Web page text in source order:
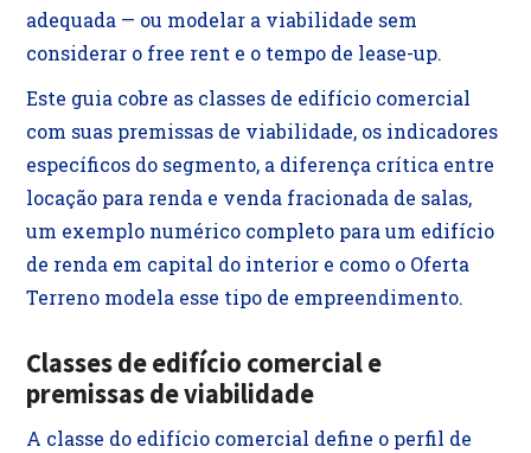
adequada — ou modelar a viabilidade sem
considerar o free rent e o tempo de lease-up.
Este guia cobre as classes de edifício comercial
com suas premissas de viabilidade, os indicadores
específicos do segmento, a diferença crítica entre
locação para renda e venda fracionada de salas,
um exemplo numérico completo para um edifício
de renda em capital do interior e como o Oferta
Terreno modela esse tipo de empreendimento.
Classes de edifício comercial e
premissas de viabilidade
A classe do edifício comercial define o perfil de